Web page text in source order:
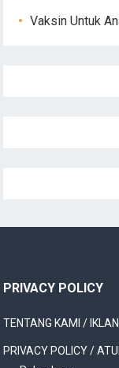
Vaksin Untuk
PRIVACY POLICY
TENTANG KAMI / IKLAN
PRIVACY POLICY /